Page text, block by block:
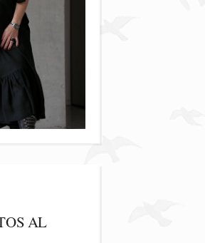
AL